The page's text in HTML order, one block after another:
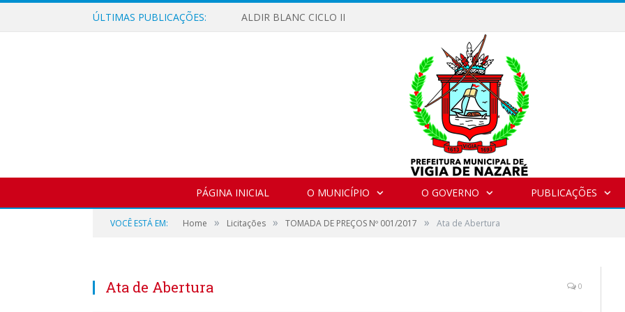
ÚLTIMAS PUBLICAÇÕES: ALDIR BLANC CICLO II
PÁGINA INICIAL O MUNICÍPIO O GOVERNO PUBLICAÇÕES
VOCÊ ESTÁ EM: Home » Licitações » TOMADA DE PREÇOS Nº 001/2017 » Ata de Abertura
Ata de Abertura 0